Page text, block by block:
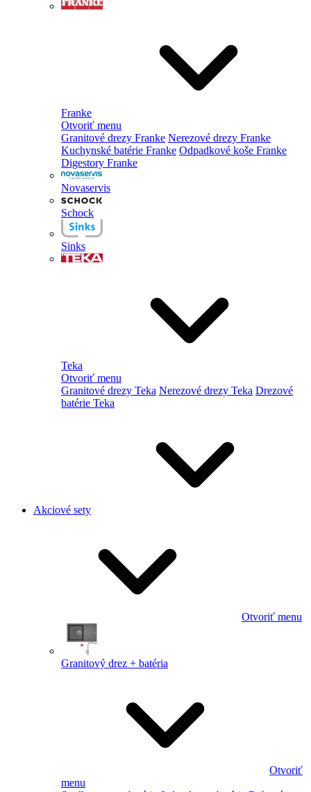
Franke
Otvoriť menu
Granitové drezy Franke Nerezové drezy Franke
Kuchynské batérie Franke Odpadkové koše Franke
Digestory Franke
Novaservis
Schock
Sinks
Teka
Otvoriť menu
Granitové drezy Teka Nerezové drezy Teka Drezové
batérie Teka
Akciové sety
Otvoriť menu
Granitový drez + batéria
Otvoriť
menu